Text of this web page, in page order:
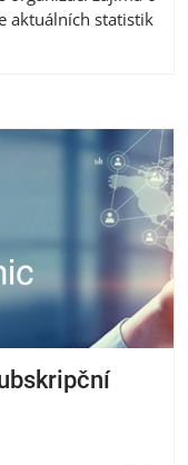
aktuálních statistik